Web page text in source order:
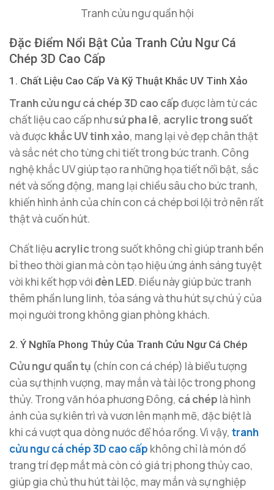
Tranh cửu ngư quần hội
Đặc Điểm Nổi Bật Của Tranh Cửu Ngư Cá
Chép 3D Cao Cấp
1. Chất Liệu Cao Cấp Và Kỹ Thuật Khắc UV Tinh Xảo
Tranh cửu ngư cá chép 3D cao cấpđược làm từ các
chất liệu cao cấp nhưsứ pha lê, acrylic trong suốt
và được khắc UV tinh xảo, mang lại vẻ đẹp chân thật
và sắc nét cho từng chi tiết trong bức tranh. Công
nghệ khắc UV giúp tạo ra những họa tiết nổi bật, sắc
nét và sống động, mang lại chiều sâu cho bức tranh,
khiến hình ảnh của chín con cá chép bơi lội trở nên rất
thật và cuốn hút.
Chất liệu acrylictrong suốt không chỉ giúp tranh bền
bỉ theo thời gian mà còn tạo hiệu ứng ánh sáng tuyệt
vời khi kết hợp vớiđèn LED. Điều này giúp bức tranh
thêm phần lung linh, tỏa sáng và thu hút sự chú ý của
mọi người trong không gian phòng khách.
2. Ý Nghĩa Phong Thủy Của Tranh Cửu Ngư Cá Chép
Cửu ngư quần tụ (chín con cá chép) là biểu tượng
của sự thịnh vượng, may mắn và tài lộc trong phong
thủy. Trong văn hóa phương Đông, cá chép là hình
ảnh của sự kiên trì và vươn lên mạnh mẽ, đặc biệt là
khi cá vượt qua dòng nước để hóa rồng. Vì vậy, tranh
cửu ngư cá chép 3D cao cấp không chỉ là món đồ
trang trí đẹp mắt mà còn có giá trị phong thủy cao,
giúp gia chủ thu hút tài lộc, may mắn và sự nghiệp